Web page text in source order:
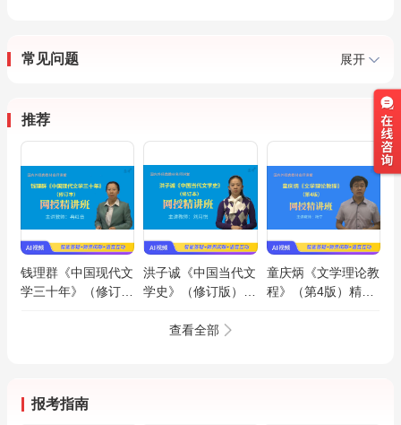
常见问题 展开
推荐
钱理群《中国现代文
学三十年》（修订
洪子诚《中国当代文
学史》（修订版）精
研真题串讲】
童庆炳《文学理论教
程》（第4版）精讲
查看全部
报考指南